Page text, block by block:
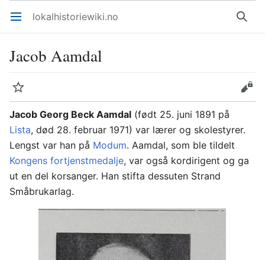
Åpne hovedmenyen lokalhistoriewiki.no Søk
Jacob Aamdal
Overvåk
Rediger
Jacob Georg Beck Aamdal (født 25. juni 1891 på
Lista, død 28. februar 1971) var lærer og skolestyrer.
Lengst var han på Modum. Aamdal, som ble tildelt
Kongens fortjenstmedalje, var også kordirigent og ga
ut en del korsanger. Han stifta dessuten Strand
Småbrukarlag.